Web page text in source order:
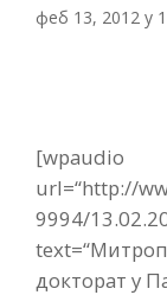
феб 13, 2012 у
[wpaudio
url=“http://
9994/
докторат у